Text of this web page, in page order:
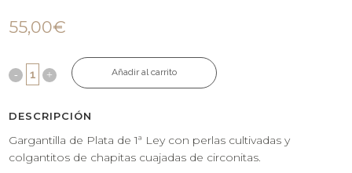
55,00€
Añadir al carrito
DESCRIPCIÓN
Gargantilla de Plata de 1ª Ley con perlas cultivadas y
colgantitos de chapitas cuajadas de circonitas.